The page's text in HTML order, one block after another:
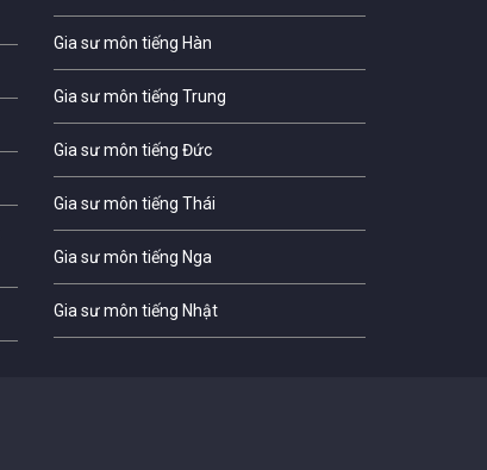
Gia sư môn tiếng Hàn
Gia sư môn tiếng Trung
Gia sư môn tiếng Đức
Gia sư môn tiếng Thái
Gia sư môn tiếng Nga
Gia sư môn tiếng Nhật